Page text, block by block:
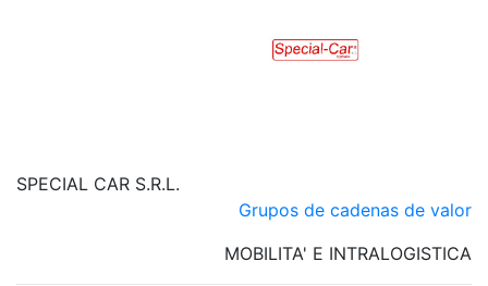
SPECIAL CAR S.R.L.
Grupos de cadenas de valor
MOBILITA' E INTRALOGISTICA